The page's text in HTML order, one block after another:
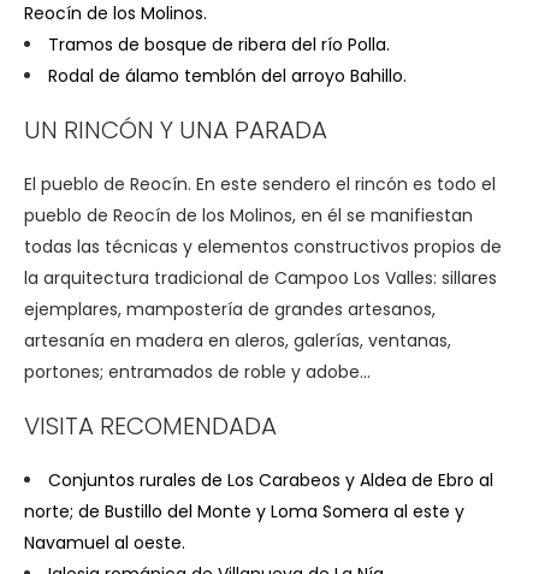
Reocín de los Molinos.
Tramos de bosque de ribera del río Polla.
Rodal de álamo temblón del arroyo Bahillo.
UN RINCÓN Y UNA PARADA
El pueblo de Reocín. En este sendero el rincón es todo el
pueblo de Reocín de los Molinos, en él se manifiestan
todas las técnicas y elementos constructivos propios de
la arquitectura tradicional de Campoo Los Valles: sillares
ejemplares, mampostería de grandes artesanos,
artesanía en madera en aleros, galerías, ventanas,
portones; entramados de roble y adobe…
VISITA RECOMENDADA
Conjuntos rurales de Los Carabeos y Aldea de Ebro al
norte; de Bustillo del Monte y Loma Somera al este y
Navamuel al oeste.